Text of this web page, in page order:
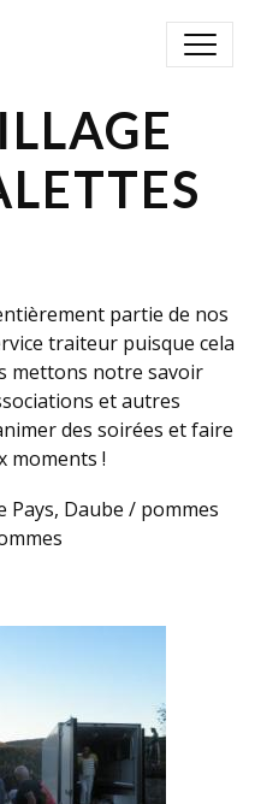
partie de nos
traiteur puisque cela
mettons notre savoir
et autres
des soirées et faire
moments !
Pays, Daube / pommes